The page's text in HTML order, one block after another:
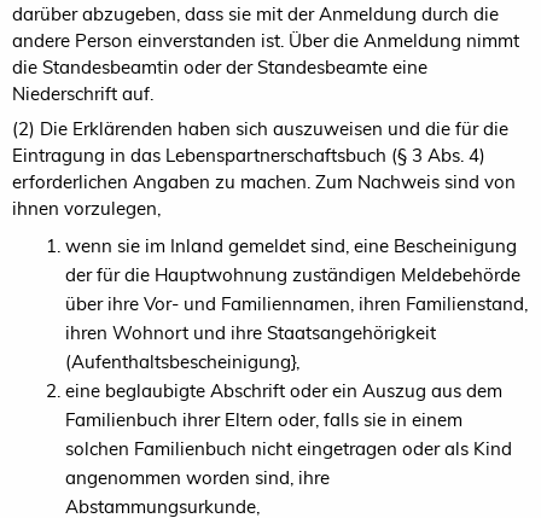
darüber abzugeben, dass sie mit der Anmeldung durch die
andere Person einverstanden ist. Über die Anmeldung nimmt
die Standesbeamtin oder der Standesbeamte eine
Niederschrift auf.
(2) Die Erklärenden haben sich auszuweisen und die für die
Eintragung in das Lebenspartnerschaftsbuch (§ 3 Abs. 4)
erforderlichen Angaben zu machen. Zum Nachweis sind von
ihnen vorzulegen,
wenn sie im Inland gemeldet sind, eine Bescheinigung
der für die Hauptwohnung zuständigen Meldebehörde
über ihre Vor- und Familiennamen, ihren Familienstand,
ihren Wohnort und ihre Staatsangehörigkeit
(Aufenthaltsbescheinigung},
eine beglaubigte Abschrift oder ein Auszug aus dem
Familienbuch ihrer Eltern oder, falls sie in einem
solchen Familienbuch nicht eingetragen oder als Kind
angenommen worden sind, ihre
Abstammungsurkunde,